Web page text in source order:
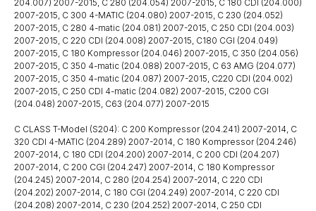
204.007) 2007-2015, C 280 (204.054) 2007-2015, C 180 CDI (204.000)
2007-2015, C 300 4-MATIC (204.080) 2007-2015, C 230 (204.052)
2007-2015, C 280 4-matic (204.081) 2007-2015, C 250 CDI (204.003)
2007-2015, C 220 CDI (204.008) 2007-2015, C180 CGI (204.049)
2007-2015, C 180 Kompressor (204.046) 2007-2015, C 350 (204.056)
2007-2015, C 350 4-matic (204.088) 2007-2015, C 63 AMG (204.077)
2007-2015, C 350 4-matic (204.087) 2007-2015, C220 CDI (204.002)
2007-2015, C 250 CDI 4-matic (204.082) 2007-2015, C200 CGI
(204.048) 2007-2015, C63 (204.077) 2007-2015
C CLASS T-Model (S204): C 200 Kompressor (204.241) 2007-2014, C
320 CDI 4-MATIC (204.289) 2007-2014, C 180 Kompressor (204.246)
2007-2014, C 180 CDI (204.200) 2007-2014, C 200 CDI (204.207)
2007-2014, C 200 CGI (204.247) 2007-2014, C 180 Kompressor
(204.245) 2007-2014, C 280 (204.254) 2007-2014, C 220 CDI
(204.202) 2007-2014, C 180 CGI (204.249) 2007-2014, C 220 CDI
(204.208) 2007-2014, C 230 (204.252) 2007-2014, C 250 CDI